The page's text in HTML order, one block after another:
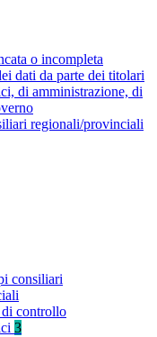
o incompleta
dati da parte dei titolari
di amministrazione, di
regionali/provinciali
consiliari
controllo
3